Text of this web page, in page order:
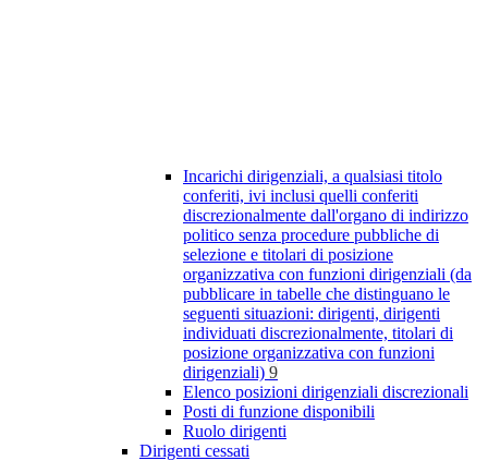
Incarichi dirigenziali, a qualsiasi titolo
conferiti, ivi inclusi quelli conferiti
discrezionalmente dall'organo di indirizzo
politico senza procedure pubbliche di
selezione e titolari di posizione
organizzativa con funzioni dirigenziali (da
pubblicare in tabelle che distinguano le
seguenti situazioni: dirigenti, dirigenti
individuati discrezionalmente, titolari di
posizione organizzativa con funzioni
dirigenziali) 9
Elenco posizioni dirigenziali discrezionali
Posti di funzione disponibili
Ruolo dirigenti
Dirigenti cessati